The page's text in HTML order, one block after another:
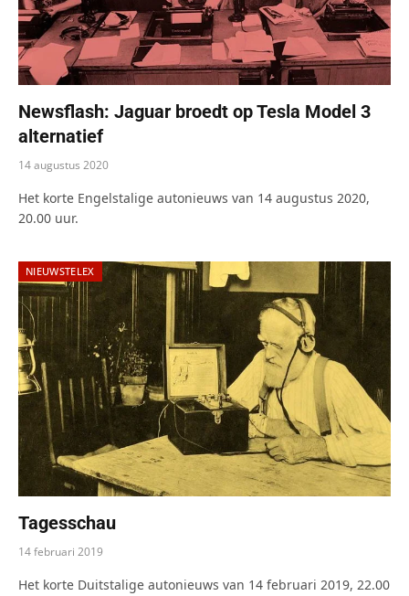
Newsflash: Jaguar broedt op Tesla Model 3
alternatief
14 augustus 2020
Het korte Engelstalige autonieuws van 14 augustus 2020,
20.00 uur.
NIEUWSTELEX
Tagesschau
14 februari 2019
Het korte Duitstalige autonieuws van 14 februari 2019, 22.00